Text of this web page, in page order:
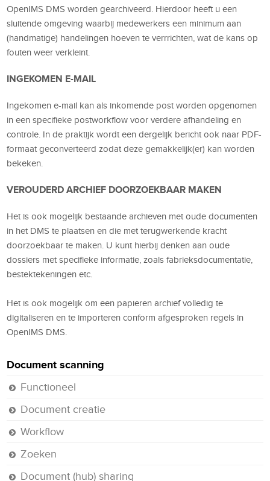
OpenIMS DMS worden gearchiveerd. Hierdoor heeft u een
sluitende omgeving waarbij medewerkers een minimum aan
(handmatige) handelingen hoeven te verrrichten, wat de kans op
fouten weer verkleint.
INGEKOMEN E-MAIL
Ingekomen e-mail kan als inkomende post worden opgenomen
in een specifieke postworkflow voor verdere afhandeling en
controle. In de praktijk wordt een dergelijk bericht ook naar PDF-
formaat geconverteerd zodat deze gemakkelijk(er) kan worden
bekeken.
VEROUDERD ARCHIEF DOORZOEKBAAR MAKEN
Het is ook mogelijk bestaande archieven met oude documenten
in het DMS te plaatsen en die met terugwerkende kracht
doorzoekbaar te maken. U kunt hierbij denken aan oude
dossiers met specifieke informatie, zoals fabrieksdocumentatie,
bestektekeningen etc.
Het is ook mogelijk om een papieren archief volledig te
digitaliseren en te importeren conform afgesproken regels in
OpenIMS DMS.
Document scanning
Functioneel
Document creatie
Workflow
Zoeken
Document (hub) sharing